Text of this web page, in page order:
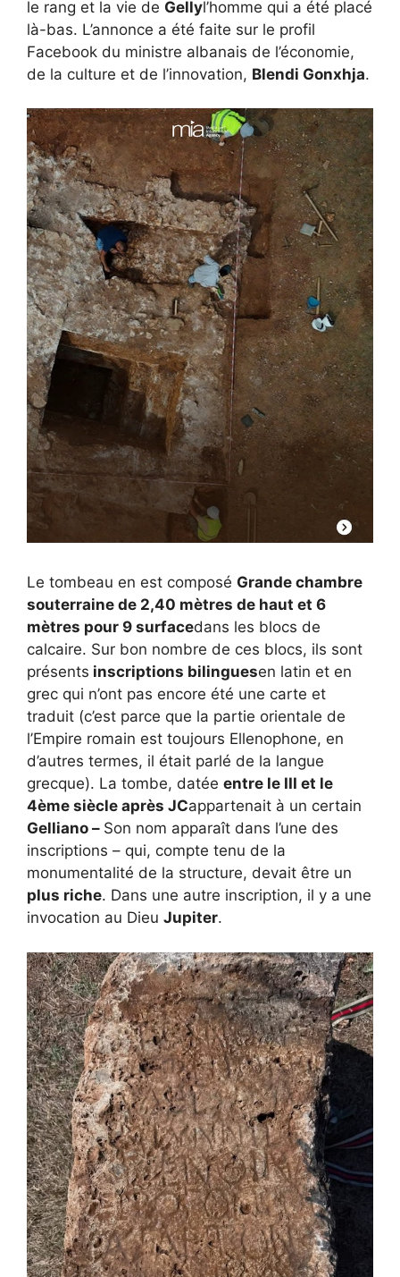
le rang et la vie de Gellyl’homme qui a été placé
là-bas. L’annonce a été faite sur le profil
Facebook du ministre albanais de l’économie,
de la culture et de l’innovation, Blendi Gonxhja.
Le tombeau en est composé Grande chambre
souterraine de 2,40 mètres de haut et 6
mètres pour 9 surfacedans les blocs de
calcaire. Sur bon nombre de ces blocs, ils sont
présents inscriptions bilinguesen latin et en
grec qui n’ont pas encore été une carte et
traduit (c’est parce que la partie orientale de
l’Empire romain est toujours Ellenophone, en
d’autres termes, il était parlé de la langue
grecque). La tombe, datée entre le III et le
4ème siècle après JCappartenait à un certain
Gelliano – Son nom apparaît dans l’une des
inscriptions – qui, compte tenu de la
monumentalité de la structure, devait être un
plus riche. Dans une autre inscription, il y a une
invocation au Dieu Jupiter.